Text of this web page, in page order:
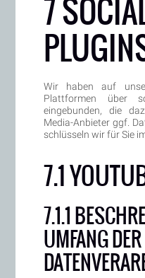
7
Wir haben auf
Plattformen über
eingebunden, die
Media-Anbieter ggf.
schlüsseln wir für Sie
7.1
7.1.1
UMFANG DER